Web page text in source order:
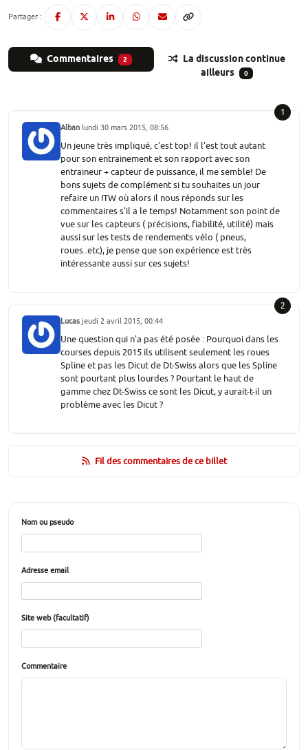
Partager :
Commentaires 2
La discussion continue
ailleurs
0
1
Alban lundi 30 mars 2015, 08:56
Un jeune très impliqué, c'est top! il l'est tout autant
pour son entrainement et son rapport avec son
entraineur + capteur de puissance, il me semble! De
bons sujets de complément si tu souhaites un jour
refaire un ITW où alors il nous réponds sur les
commentaires s'il a le temps! Notamment son point de
vue sur les capteurs ( précisions, fiabilité, utilité) mais
aussi sur les tests de rendements vélo ( pneus,
roues..etc), je pense que son expérience est très
intéressante aussi sur ces sujets!
2
Lucas jeudi 2 avril 2015, 00:44
Une question qui n'a pas été posée : Pourquoi dans les
courses depuis 2015 ils utilisent seulement les roues
Spline et pas les Dicut de Dt-Swiss alors que les Spline
sont pourtant plus lourdes ? Pourtant le haut de
gamme chez Dt-Swiss ce sont les Dicut, y aurait-t-il un
problème avec les Dicut ?
Fil des commentaires de ce billet
Nom ou pseudo
Adresse email
Site web (facultatif)
Commentaire